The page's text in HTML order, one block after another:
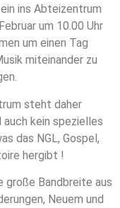
ins Abteizentrum
um 10.00 Uhr
um einen Tag
miteinander zu
steht daher
auch kein spezielles
das NGL, Gospel,
hergibt !
Bandbreite aus
Neuem und